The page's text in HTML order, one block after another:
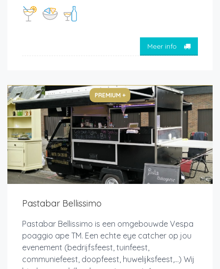
Meer info
PREMIUM +
Pastabar Bellissimo
Pastabar Bellissimo is een omgebouwde Vespa
poaggio ape TM. Een echte eye catcher op jou
evenement (bedrijfsfeest, tuinfeest,
communiefeest, doopfeest, huwelijksfeest,...) Wij